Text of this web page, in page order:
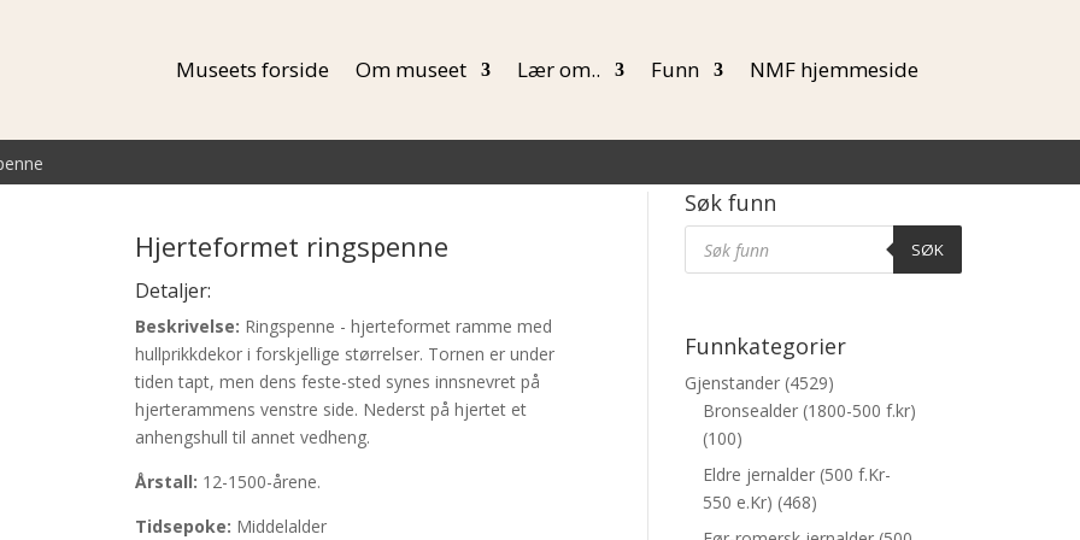
Museets forside Om museet Lær om.. Funn NMF hjemmeside
Hjerteformet ringspenne
Detaljer:
Beskrivelse: Ringspenne - hjerteformet ramme med
hullprikkdekor i forskjellige størrelser. Tornen er under
tiden tapt, men dens feste-sted synes innsnevret på
hjerterammens venstre side. Nederst på hjertet et
anhengshull til annet vedheng.
Årstall: 12-1500-årene.
Tidsepoke: Middelalder
Søk funn
Products
Søk SØK
Funnkategorier
Gjenstander (4529)
Bronsealder (1800-500 f.kr)
(100)
Eldre jernalder (500 f.Kr-
550 e.Kr) (468)